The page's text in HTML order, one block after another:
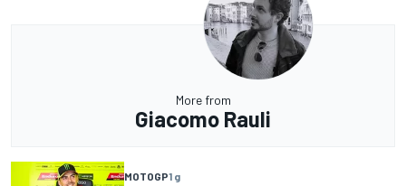
More from
Giacomo Rauli
MOTOGP1 g